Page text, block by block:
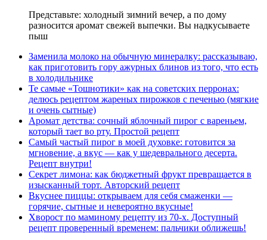
Представьте: холодный зимний вечер, а по дому
разносится аромат свежей выпечки. Вы надкусываете
пыш
Заменила молоко на обычную минералку: рассказываю,
как приготовить гору ажурных блинов из того, что есть
в холодильнике
Те самые «Тошнотики» как на советских перронах:
делюсь рецептом жареных пирожков с печенью (мягкие
и очень сытные)
Аромат детства: сочный яблочный пирог с вареньем,
который тает во рту. Простой рецепт
Самый частый пирог в моей духовке: готовится за
мгновение, а вкус — как у шедеврального десерта.
Рецепт внутри!
Секрет лимона: как бюджетный фрукт превращается в
изысканный торт. Авторский рецепт
Вкуснее пиццы: открываем для себя смаженки —
горячие, сытные и невероятно вкусные!
Хворост по маминому рецепту из 70-х. Доступный
рецепт проверенный временем: пальчики оближешь!